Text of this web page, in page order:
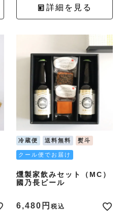
詳細を見る
冷蔵便 送料無料 熨斗
クール便でお届け
燻製家飲みセット（MC）
國乃長ビール
6,480 税込